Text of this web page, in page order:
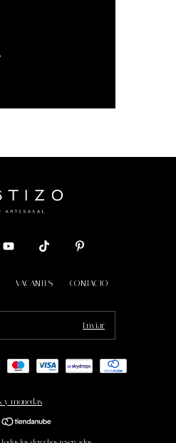
VACANTES CONTACTO
y monedas